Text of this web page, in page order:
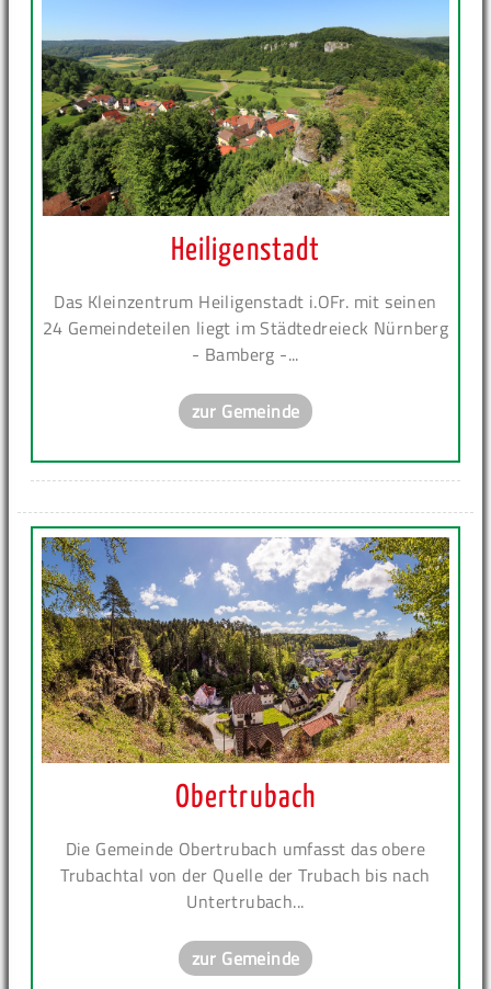
Heiligenstadt
Das Kleinzentrum Heiligenstadt i.OFr. mit seinen
24 Gemeindeteilen liegt im Städtedreieck Nürnberg
- Bamberg -...
zur Gemeinde
Obertrubach
Die Gemeinde Obertrubach umfasst das obere
Trubachtal von der Quelle der Trubach bis nach
Untertrubach...
zur Gemeinde